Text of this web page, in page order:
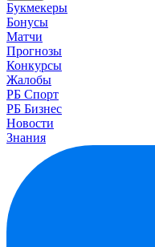
Букмекеры
Бонусы
Матчи
Прогнозы
Конкурсы
Жалобы
РБ Спорт
РБ Бизнес
Новости
Знания